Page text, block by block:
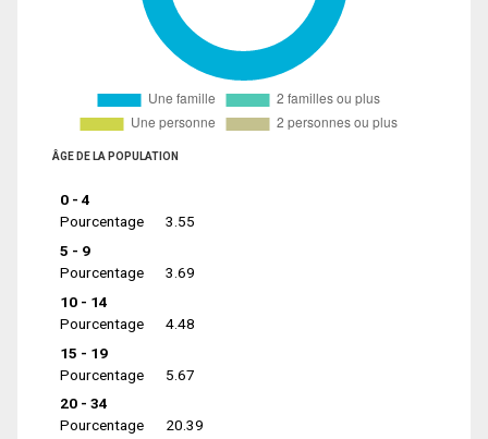
ÂGE DE LA POPULATION
0 - 4
Pourcentage
3.55
5 - 9
Pourcentage
3.69
10 - 14
Pourcentage
4.48
15 - 19
Pourcentage
5.67
20 - 34
Pourcentage
20.39